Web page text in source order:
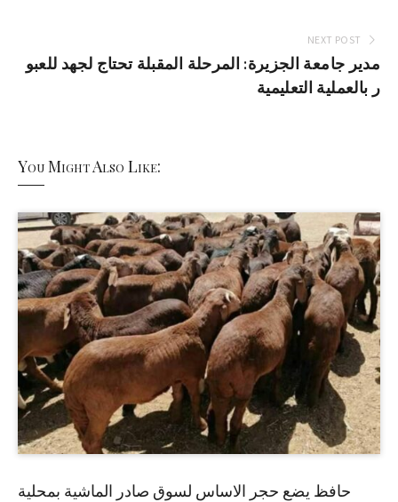
NEXT POST
مدير جامعة الجزيرة: المرحلة المقبلة تحتاج لجهد للعبو
ر بالعملية التعليمية
You Might Also Like:
حافظ يضع حجر الاساس لسوق صادر الماشية بمحلية